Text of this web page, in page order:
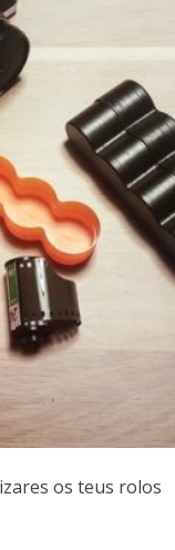
os teus rolos